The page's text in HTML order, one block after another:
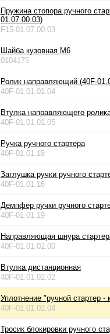
Пружина стопора ручного
01.07.00.03)
F15-01.07.00.03
Шайба кузовная М6
0104175
Ролик направляющий (40F-
40F-01.01.01.04
Втулка направляющего
40F-01.01.01.05
Ручка ручного стартера
40F-01.01.18
Заглушка ручки ручного
40F-01.01.16
Демпфер ручки ручного
40F-01.01.19
Направляющая шнура
40F-01.01.02.00
Втулка дистанционная
40F-01.01.02.02
Уплотнение "ручной стартер -
40F-01.01.02.04
Тросик блокировки ручного